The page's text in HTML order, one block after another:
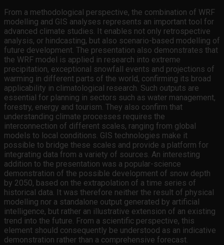
From a methodological perspective, the combination of WRF
modelling and GIS analyses represents an important tool for
advanced climate studies. It enables not only retrospective
analysis, or hindcasting, but also scenario-based modelling of
future development. The presentation also demonstrates that
the WRF model is applied in research into extreme
precipitation, exceptional snowfall events and projections of
warming in different parts of the world, confirming its broad
applicability in climatological research. Such outputs are
essential for planning in sectors such as water management,
forestry, energy and tourism. They also confirm that
understanding climate processes requires the
interconnection of different scales, ranging from global
models to local conditions. GIS technologies make it
possible to bridge these scales and provide a platform for
integrating data from a variety of sources. An interesting
addition to the presentation was a popular-science
demonstration of the possible development of snow depth
by 2050, based on the extrapolation of a time series of
historical data. It was therefore neither the result of physical
modelling nor a standalone output generated by artificial
intelligence, but rather an illustrative extension of an existing
trend into the future. From a scientific perspective, this
element should consequently be understood as an indicative
demonstration rather than a comprehensive forecast.